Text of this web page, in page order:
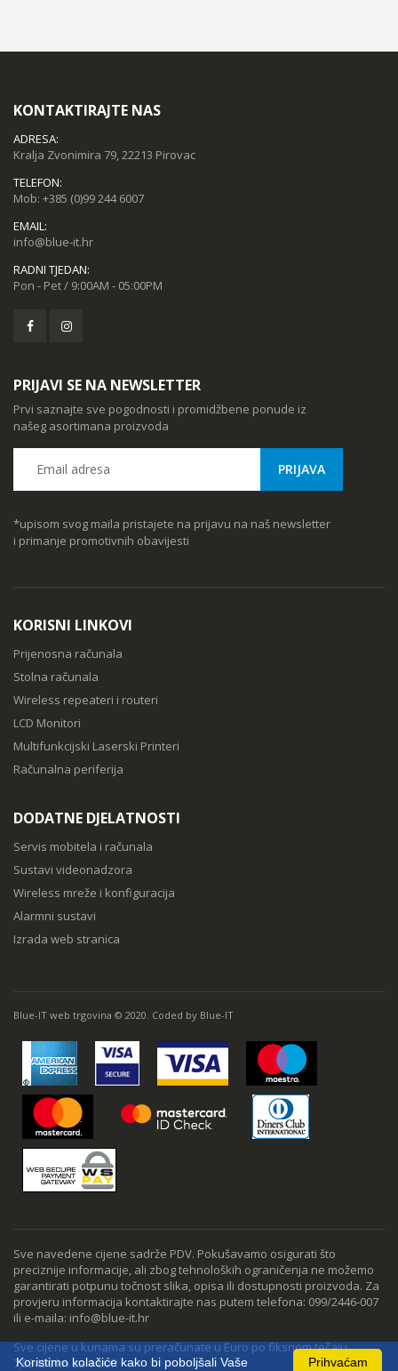
KONTAKTIRAJTE NAS
ADRESA:
Kralja Zvonimira 79, 22213 Pirovac
TELEFON:
Mob: +385 (0)99 244 6007
EMAIL:
info@blue-it.hr
RADNI TJEDAN:
Pon - Pet / 9:00AM - 05:00PM
PRIJAVI SE NA NEWSLETTER
Prvi saznajte sve pogodnosti i promidžbene ponude iz
našeg asortimana proizvoda
*upisom svog maila pristajete na prijavu na naš newsletter
i primanje promotivnih obavijesti
KORISNI LINKOVI
Prijenosna računala
Stolna računala
Wireless repeateri i routeri
LCD Monitori
Multifunkcijski Laserski Printeri
Računalna periferija
DODATNE DJELATNOSTI
Servis mobitela i računala
Sustavi videonadzora
Wireless mreže i konfiguracija
Alarmni sustavi
Izrada web stranica
Blue-IT web trgovina © 2020. Coded by Blue-IT
Sve navedene cijene sadrže PDV. Pokušavamo osigurati što
preciznije informacije, ali zbog tehnoloških ograničenja ne možemo
garantirati potpunu točnost slika, opisa ili dostupnosti proizvoda. Za
provjeru informacija kontaktirajte nas putem telefona: 099/2446-007
ili e-maila: info@blue-it.hr
Sve cijene u kunama su preračunate u Euro po fiksnom tečaju
7,53450 kn za 1 EUR
Prihvaćam
Koristimo kolačiće kako bi poboljšali Vaše